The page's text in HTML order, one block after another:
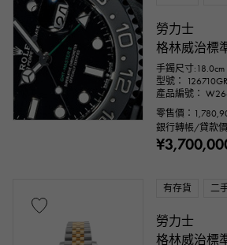
勞力士
格林威治標
手鐲尺寸:18.0cm
型號：
產品編號：
零售價：
銀行轉帳/貸款
有存貨 二
勞力士
格林威治標